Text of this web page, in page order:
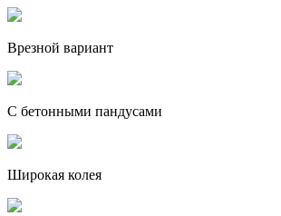
Врезной вариант
С бетонными пандусами
Широкая колея